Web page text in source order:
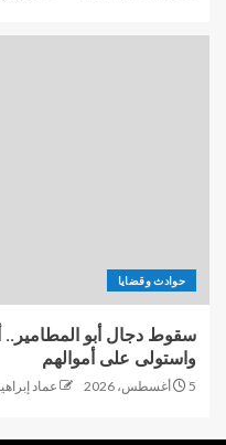
حوادث وقضايا
سقوط دجال أبو المطامير..
واستولى على أموالهم
5 أغسطس، 2026 عماد